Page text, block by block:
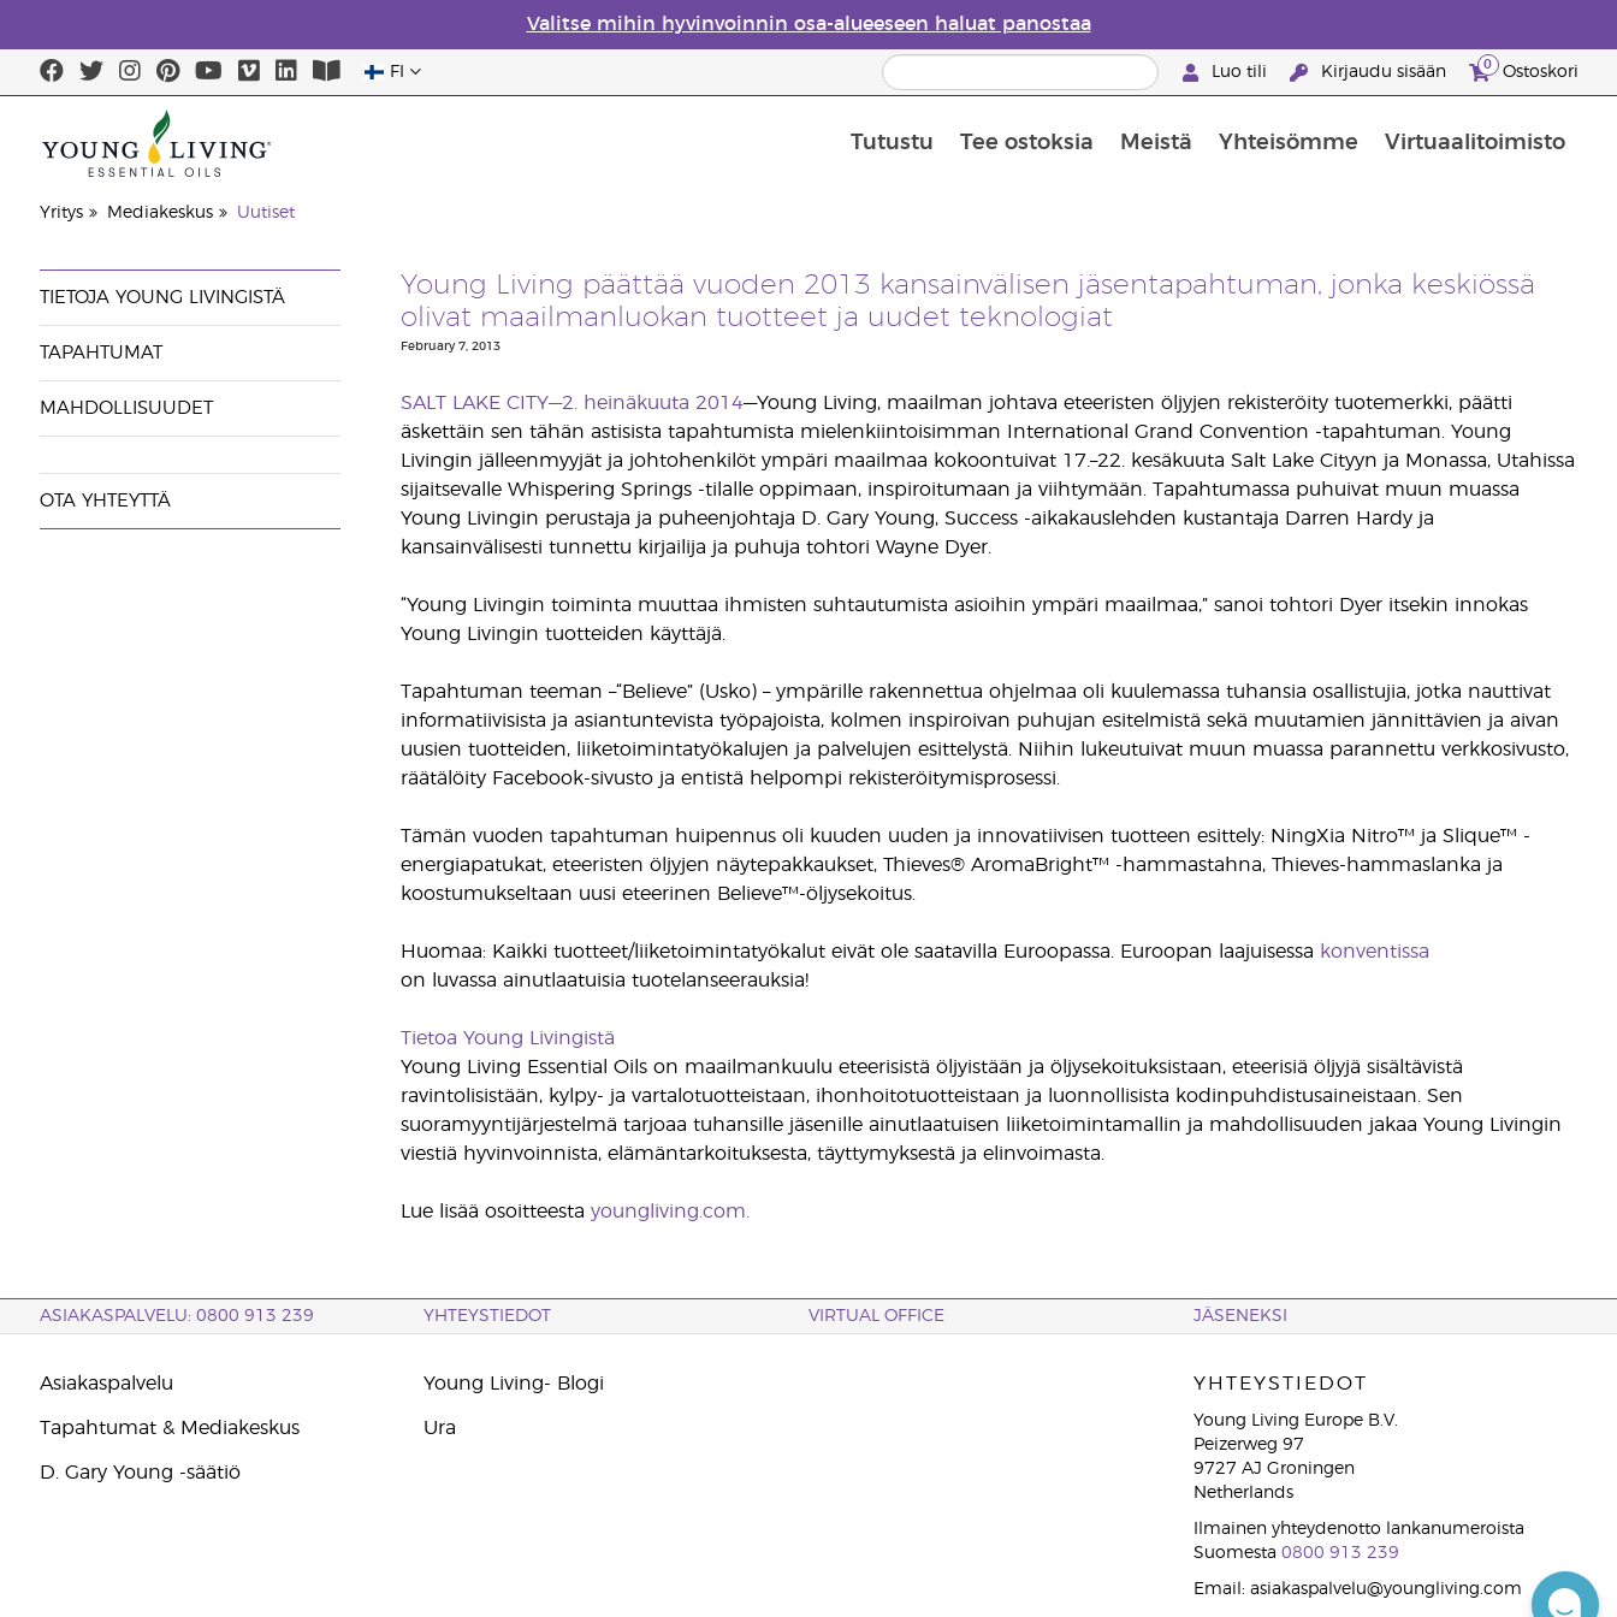
Valitse mihin hyvinvoinnin osa-alueeseen haluat panostaa
FI Luo tili Kirjaudu sisään 0 Ostoskori
Tutustu Tee ostoksia Meistä Yhteisömme Virtuaalitoimisto
Yritys Mediakeskus Uutiset
TIETOJA YOUNG LIVINGISTÄ
TAPAHTUMAT
MAHDOLLISUUDET
OTA YHTEYTTÄ
Young Living päättää vuoden 2013 kansainvälisen jäsentapahtuman, jonka keskiössä
olivat maailmanluokan tuotteet ja uudet teknologiat
February 7, 2013
SALT LAKE CITY—2. heinäkuuta 2014—Young Living, maailman johtava eteeristen öljyjen rekisteröity tuotemerkki, päätti
äskettäin sen tähän astisista tapahtumista mielenkiintoisimman International Grand Convention -tapahtuman. Young
Livingin jälleenmyyjät ja johtohenkilöt ympäri maailmaa kokoontuivat 17.–22. kesäkuuta Salt Lake Cityyn ja Monassa, Utahissa
sijaitsevalle Whispering Springs -tilalle oppimaan, inspiroitumaan ja viihtymään. Tapahtumassa puhuivat muun muassa
Young Livingin perustaja ja puheenjohtaja D. Gary Young, Success -aikakauslehden kustantaja Darren Hardy ja
kansainvälisesti tunnettu kirjailija ja puhuja tohtori Wayne Dyer.
“Young Livingin toiminta muuttaa ihmisten suhtautumista asioihin ympäri maailmaa,” sanoi tohtori Dyer itsekin innokas
Young Livingin tuotteiden käyttäjä.
Tapahtuman teeman –“Believe” (Usko) – ympärille rakennettua ohjelmaa oli kuulemassa tuhansia osallistujia, jotka nauttivat
informatiivisista ja asiantuntevista työpajoista, kolmen inspiroivan puhujan esitelmistä sekä muutamien jännittävien ja aivan
uusien tuotteiden, liiketoimintatyökalujen ja palvelujen esittelystä. Niihin lukeutuivat muun muassa parannettu verkkosivusto,
räätälöity Facebook-sivusto ja entistä helpompi rekisteröitymisprosessi.
Tämän vuoden tapahtuman huipennus oli kuuden uuden ja innovatiivisen tuotteen esittely: NingXia Nitro™ ja Slique™ -
energiapatukat, eteeristen öljyjen näytepakkaukset, Thieves® AromaBright™ -hammastahna, Thieves-hammaslanka ja
koostumukseltaan uusi eteerinen Believe™-öljysekoitus.
Huomaa: Kaikki tuotteet/liiketoimintatyökalut eivät ole saatavilla Euroopassa. Euroopan laajuisessa konventissa
on luvassa ainutlaatuisia tuotelanseerauksia!
Tietoa Young Livingistä
Young Living Essential Oils on maailmankuulu eteerisistä öljyistään ja öljysekoituksistaan, eteerisiä öljyjä sisältävistä
ravintolisistään, kylpy- ja vartalotuotteistaan, ihonhoitotuotteistaan ja luonnollisista kodinpuhdistusaineistaan. Sen
suoramyyntijärjestelmä tarjoaa tuhansille jäsenille ainutlaatuisen liiketoimintamallin ja mahdollisuuden jakaa Young Livingin
viestiä hyvinvoinnista, elämäntarkoituksesta, täyttymyksestä ja elinvoimasta.
Lue lisää osoitteesta youngliving.com.
ASIAKASPALVELU: 0800 913 239 YHTEYSTIEDOT VIRTUAL OFFICE JÄSENEKSI
Asiakaspalvelu
Tapahtumat & Mediakeskus
D. Gary Young -säätiö
Young Living- Blogi
Ura
YHTEYSTIEDOT
Young Living Europe B.V.
Peizerweg 97
9727 AJ Groningen
Netherlands
Ilmainen yhteydenotto lankanumeroista
Suomesta 0800 913 239
Email: asiakaspalvelu@youngliving.com